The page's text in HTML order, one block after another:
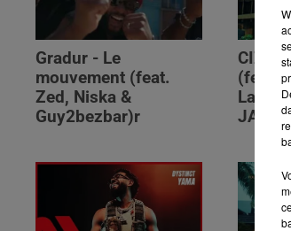
Gradur - Le
mouvement (feat.
Zed, Niska &
Guy2bezbar)r
CIZA
(feat.
Lay,